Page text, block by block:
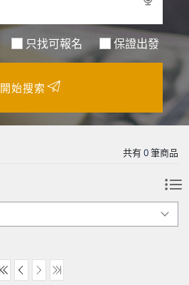
只找可報名 保證出發
開始搜索
共有0筆商品